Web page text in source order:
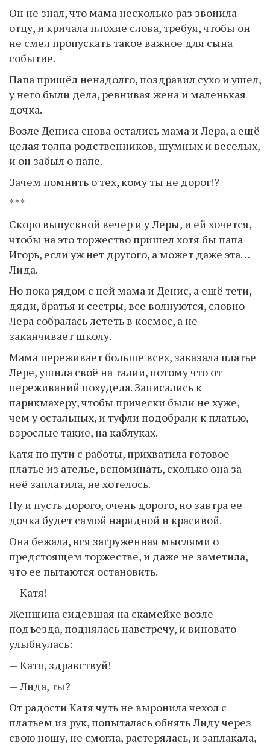
Он не знал, что мама несколько раз звонила
отцу, и кричала плохие слова, требуя, чтобы он
не смел пропускать такое важное для сына
событие.
Папа пришёл ненадолго, поздравил сухо и ушел,
у него были дела, ревнивая жена и маленькая
дочка.
Возле Дениса снова остались мама и Лера, а ещё
целая толпа родственников, шумных и веселых,
и он забыл о папе.
Зачем помнить о тех, кому ты не дорог!?
***
Скоро выпускной вечер и у Леры, и ей хочется,
чтобы на это торжество пришел хотя бы папа
Игорь, если уж нет другого, а может даже эта…
Лида.
Но пока рядом с ней мама и Денис, а ещё тети,
дяди, братья и сестры, все волнуются, словно
Лера собралась лететь в космос, а не
заканчивает школу.
Мама переживает больше всех, заказала платье
Лере, ушила своё на талии, потому что от
переживаний похудела. Записались к
парикмахеру, чтобы прически были не хуже,
чем у остальных, и туфли подобрали к платью,
взрослые такие, на каблуках.
Катя по пути с работы, прихватила готовое
платье из ателье, вспоминать, сколько она за
неё заплатила, не хотелось.
Ну и пусть дорого, очень дорого, но завтра ее
дочка будет самой нарядной и красивой.
Она бежала, вся загруженная мыслями о
предстоящем торжестве, и даже не заметила,
что ее пытаются остановить.
— Катя!
Женщина сидевшая на скамейке возле
подъезда, поднялась навстречу, и виновато
улыбнулась:
— Катя, здравствуй!
— Лида, ты?
От радости Катя чуть не выронила чехол с
платьем из рук, попыталась обнять Лиду через
свою ношу, не смогла, растерялась, и заплакала,